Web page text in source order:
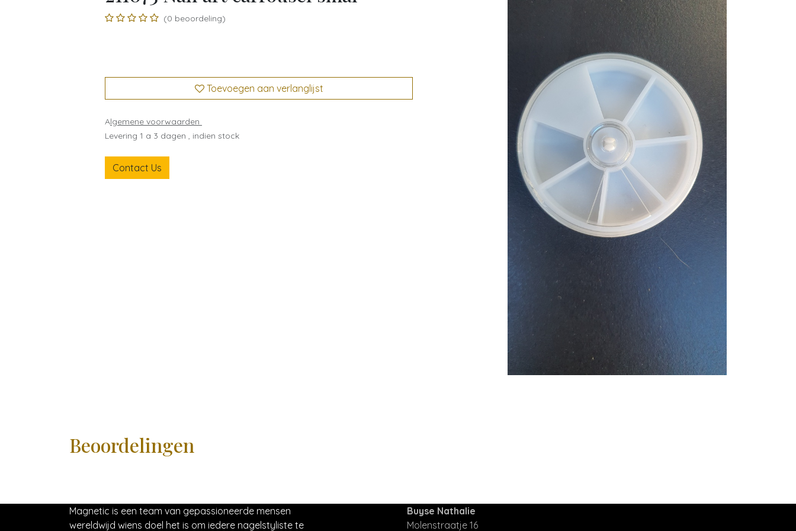
(0 beoordeling)
Toevoegen aan verlanglijst
Algemene voorwaarden
Levering 1 a 3 dagen , indien stock
Contact Us
Beoordelingen
Magnetic is een team van gepassioneerde mensen
wereldwijd wiens doel het is om iedere nagelstyliste te
Buyse Nathalie
Molenstraatje 16